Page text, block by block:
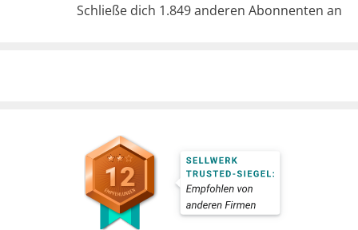
Schließe dich 1.849 anderen Abonnenten an